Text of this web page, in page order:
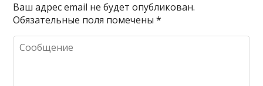
Ваш адрес email не будет опубликован.
Обязательные поля помечены*